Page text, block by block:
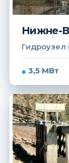
Нижне-
Гидроузел
3,5 МВт